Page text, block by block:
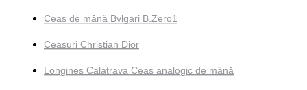
Ceas de mână Bvlgari B.Zero1
Ceasuri Christian Dior
Longines Calatrava Ceas analogic de mână